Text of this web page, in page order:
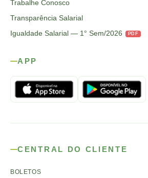
Trabalhe Conosco
Transparência Salarial
Igualdade Salarial — 1° Sem/2026
PDF
APP
CENTRAL DO CLIENTE
BOLETOS